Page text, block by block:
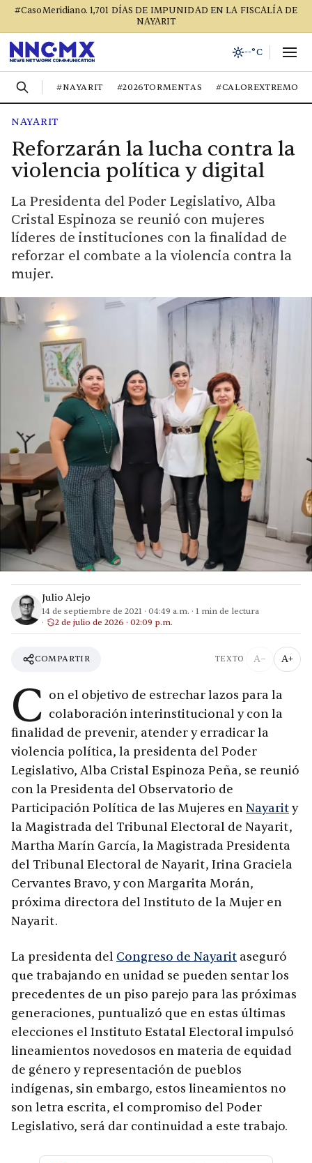
#CasoMeridiano. 1,701 DÍAS DE IMPUNIDAD EN LA FISCALÍA DE
NAYARIT
--°C
#NAYARIT #2026TORMENTAS #CALOREXTREMO
NAYARIT
Reforzarán la lucha contra la
violencia política y digital
La Presidenta del Poder Legislativo, Alba
Cristal Espinoza se reunió con mujeres
líderes de instituciones con la finalidad de
reforzar el combate a la violencia contra la
mujer.
Julio Alejo
14 de septiembre de 2021 · 04:49 a.m. · 1 min de lectura
2 de julio de 2026 · 02:09 p.m.
COMPARTIR TEXTO A− A+
C on el objetivo de estrechar lazos para la
colaboración interinstitucional y con la
finalidad de prevenir, atender y erradicar la
violencia política, la presidenta del Poder
Legislativo, Alba Cristal Espinoza Peña, se reunió
con la Presidenta del Observatorio de
Participación Política de las Mujeres enNayarity
la Magistrada del Tribunal Electoral de Nayarit,
Martha Marín García, la Magistrada Presidenta
del Tribunal Electoral de Nayarit, Irina Graciela
Cervantes Bravo, y con Margarita Morán,
próxima directora del Instituto de la Mujer en
Nayarit.
La presidenta del Congreso de Nayarit aseguró
que trabajando en unidad se pueden sentar los
precedentes de un piso parejo para las próximas
generaciones, puntualizó que en estas últimas
elecciones el Instituto Estatal Electoral impulsó
lineamientos novedosos en materia de equidad
de género y representación de pueblos
indígenas, sin embargo, estos lineamientos no
son letra escrita, el compromiso del Poder
Legislativo, será dar continuidad a este trabajo.